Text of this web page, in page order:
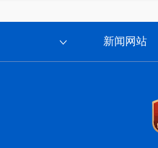
新闻网站